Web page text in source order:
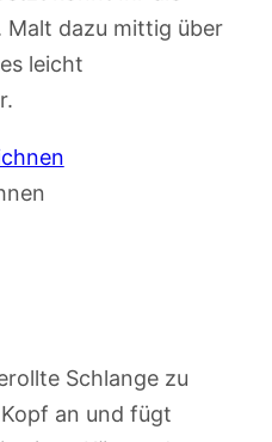
Malt dazu mittig über
leicht
Schlange zu
an und fügt